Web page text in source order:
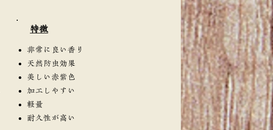
​特徴
非常に良い香り
天然防虫効果
美しい赤紫色
加工しやすい
軽量
耐久性が高い